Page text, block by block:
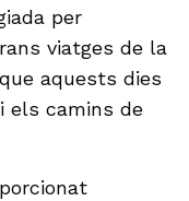
per
viatges de la
aquests dies
els camins de